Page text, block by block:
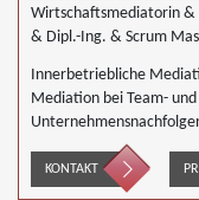
Wirtschaftsmediatorin &
& Dipl.-Ing. &
Innerbetriebliche
Mediation bei Team-
KONTAKT